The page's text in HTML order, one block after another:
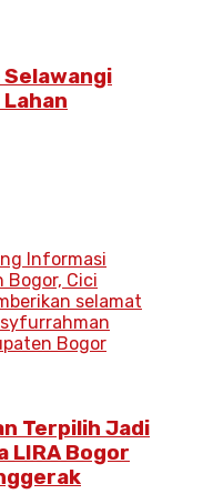
Selawangi
Terpilih Jadi
LIRA Bogor